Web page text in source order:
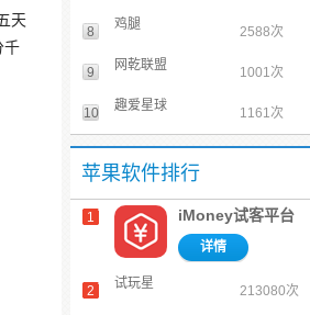
天
千
8 鸡腿 2588次
9 网乾联盟 1001次
10 趣爱星球 1161次
苹果软件排行
1 iMoney试客平台
详情
2 试玩星 213080次